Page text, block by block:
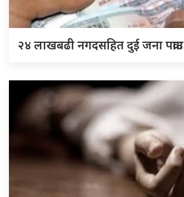
२४ लाखबढी नगदसहित दुई जना पक्राउ